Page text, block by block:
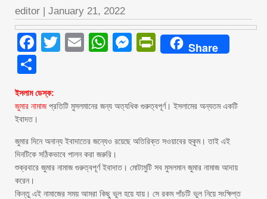
editor | January 21, 2022
Facebook
Twitter
EmailWhatsApp
Messenger
PrintFriendly
Share
ইসলাম ডেস্ক:
জুমার নামাজপ্রতিটি মুসলমানের জন্য অত্যধিক গুরুত্বপূর্ণ। ইসলামের অন্যতম একটি
ইবাদত।
জুমার দিনে অনান্য ইবাদাতের জন্যেও রয়েছে অতিরিক্ত সওয়াবের হুকুম। তাই এই
দিনটিকে সঠিকভাবে পালন করা জরুরি।
শুক্রবারে জুমার নামাজ গুরুত্বপূর্ণ ইবাদাত। মোটামুটি সব মুসলমান জুমার নামাজ আদায়
করেন।
কিন্তু এই নামাজের সময় আমরা কিছু ভুল হয়ে যায়। সে রকম পাঁচটি ভুল নিয়ে সংক্ষিপ্ত